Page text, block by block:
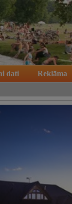
dati Reklāma